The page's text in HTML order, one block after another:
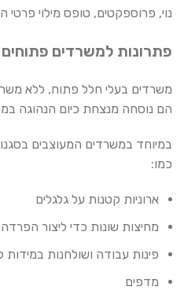
נוי, פרוספקטים, טופס מילוי פרטי
פתרונות למשרדים
משרדים בעלי חלל פתוח, ללא
הם נוסחה מנצחת כיום הנהוגה
במיוחד במשרדים המעוצבים
כמו:
ארוניות קטנות על גלגלים
מחיצות שונות כדי ליצור
פינות עבודה ושולחנות במידות
מדפים